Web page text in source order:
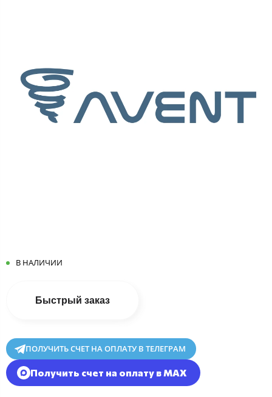
В НАЛИЧИИ
Быстрый заказ
ПОЛУЧИТЬ СЧЕТ НА ОПЛАТУ В ТЕЛЕГРАМ
Получить счет на оплату в MAX